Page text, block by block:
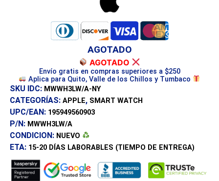
AGOTADO
AGOTADO
Envío gratis en compras superiores a $250
Aplica para Quito, Valle de los Chillos y Tumbaco
SKU IDC: MWWH3LW/A-NY
CATEGORÍAS: APPLE, SMART WATCH
UPC/EAN: 195949560903
P/N: MWWH3LW/A
CONDICION: NUEVO
ETA: 15-20 DÍAS LABORABLES (TIEMPO DE ENTREGA)